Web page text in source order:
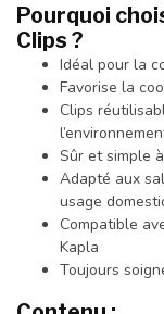
Pourquoi
Clips ?
Idéal pour la
Favorise la
Clips
Sûr et simple
Adapté aux
usage
Compatible
Kapla
Toujours